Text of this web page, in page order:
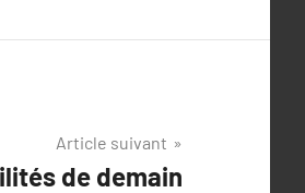
Article suivant
de demain